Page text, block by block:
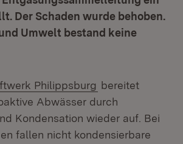
Der Schaden wurde behoben.
Umwelt bestand keine
Philippsburg (Öffnet in
bereitet
Abwässer durch
Kondensation wieder auf. Bei
fallen nicht kondensierbare